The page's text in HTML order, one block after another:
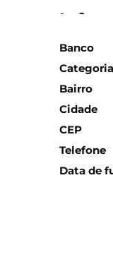
Banco
Categoria
Bairro
Cidade
CEP
Telefone
Data de